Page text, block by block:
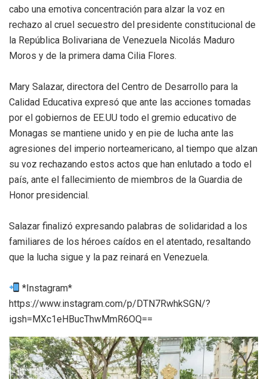
cabo una emotiva concentración para alzar la voz en
rechazo al cruel secuestro del presidente constitucional de
la República Bolivariana de Venezuela Nicolás Maduro
Moros y de la primera dama Cilia Flores.
Mary Salazar, directora del Centro de Desarrollo para la
Calidad Educativa expresó que ante las acciones tomadas
por el gobiernos de EE.UU todo el gremio educativo de
Monagas se mantiene unido y en pie de lucha ante las
agresiones del imperio norteamericano, al tiempo que alzan
su voz rechazando estos actos que han enlutado a todo el
país, ante el fallecimiento de miembros de la Guardia de
Honor presidencial.
Salazar finalizó expresando palabras de solidaridad a los
familiares de los héroes caídos en el atentado, resaltando
que la lucha sigue y la paz reinará en Venezuela.
*Instagram*
https://www.instagram.com/p/DTN7RwhkSGN/?
igsh=MXc1eHBucThwMmR6OQ==